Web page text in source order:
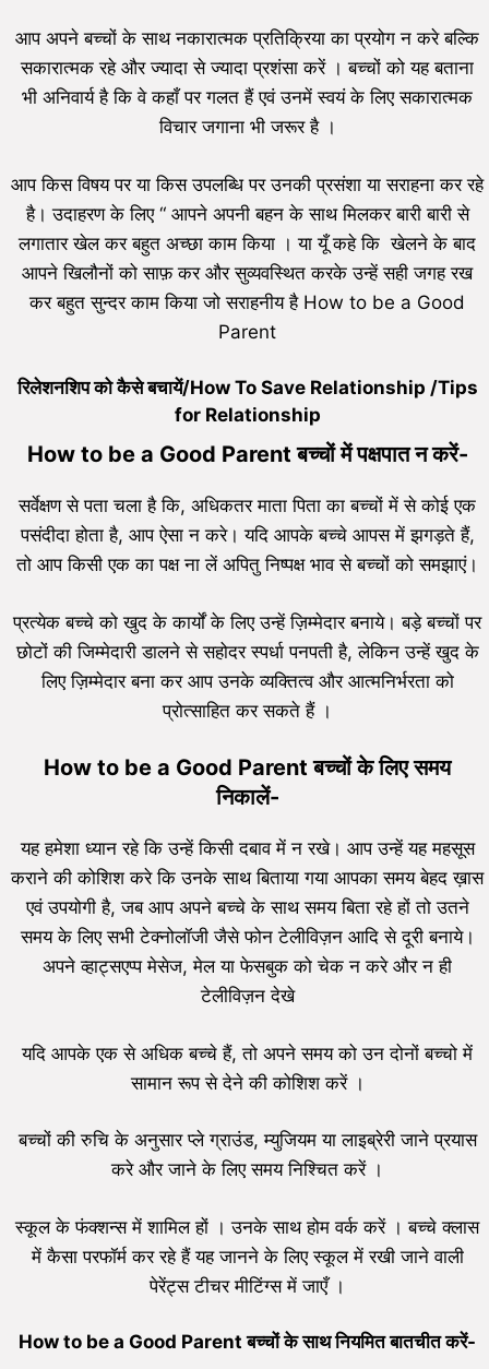
आप अपने बच्चों के साथ नकारात्मक प्रतिक्रिया का प्रयोग न करे बल्कि
सकारात्मक रहे और ज्यादा से ज्यादा प्रशंसा करें । बच्चों को यह बताना
भी अनिवार्य है कि वे कहाँ पर गलत हैं एवं उनमें स्वयं के लिए सकारात्मक
विचार जगाना भी जरूर है ।
आप किस विषय पर या किस उपलब्धि पर उनकी प्रसंशा या सराहना कर रहे
है। उदाहरण के लिए “ आपने अपनी बहन के साथ मिलकर बारी बारी से
लगातार खेल कर बहुत अच्छा काम किया । या यूँ कहे कि खेलने के बाद
आपने खिलौनों को साफ़ कर और सुव्यवस्थित करके उन्हें सही जगह रख
कर बहुत सुन्दर काम किया जो सराहनीय है How to be a Good
Parent
रिलेशनशिप को कैसे बचायें/How To Save Relationship /Tips
for Relationship
How to be a Good Parent बच्चों में पक्षपात न करें-
सर्वेक्षण से पता चला है कि, अधिकतर माता पिता का बच्चों में से कोई एक
पसंदीदा होता है, आप ऐसा न करे। यदि आपके बच्चे आपस में झगड़ते हैं,
तो आप किसी एक का पक्ष ना लें अपितु निष्पक्ष भाव से बच्चों को समझाएं।
प्रत्येक बच्चे को खुद के कार्यों के लिए उन्हें ज़िम्मेदार बनाये। बड़े बच्चों पर
छोटों की जिम्मेदारी डालने से सहोदर स्पर्धा पनपती है, लेकिन उन्हें खुद के
लिए ज़िम्मेदार बना कर आप उनके व्यक्तित्व और आत्मनिर्भरता को
प्रोत्साहित कर सकते हैं ।
How to be a Good Parent बच्चों के लिए समय
निकालें-
यह हमेशा ध्यान रहे कि उन्हें किसी दबाव में न रखे। आप उन्हें यह महसूस
कराने की कोशिश करे कि उनके साथ बिताया गया आपका समय बेहद ख़ास
एवं उपयोगी है, जब आप अपने बच्चे के साथ समय बिता रहे हों तो उतने
समय के लिए सभी टेक्नोलॉजी जैसे फोन टेलीविज़न आदि से दूरी बनाये।
अपने व्हाट्सएप्प मेसेज, मेल या फेसबुक को चेक न करे और न ही
टेलीविज़न देखे
यदि आपके एक से अधिक बच्चे हैं, तो अपने समय को उन दोनों बच्चो में
सामान रूप से देने की कोशिश करें ।
बच्चों की रुचि के अनुसार प्ले ग्राउंड, म्युजियम या लाइब्रेरी जाने प्रयास
करे और जाने के लिए समय निश्चित करें ।
स्कूल के फंक्शन्स में शामिल हों । उनके साथ होम वर्क करें । बच्चे क्लास
में कैसा परफॉर्म कर रहे हैं यह जानने के लिए स्कूल में रखी जाने वाली
पेरेंट्स टीचर मीटिंग्स में जाएँ ।
How to be a Good Parent बच्चों के साथ नियमित बातचीत करें-